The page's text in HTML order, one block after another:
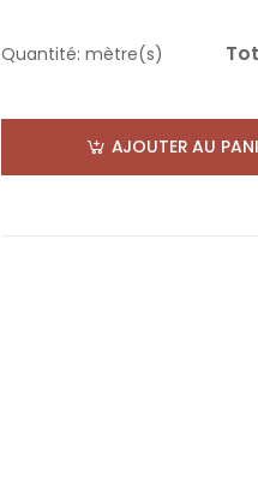
Quantité: mètre(s)
AJOUTER AU